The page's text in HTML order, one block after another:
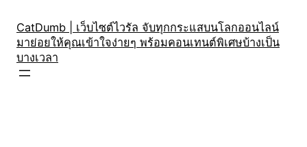
content
CatDumb | เว็บไซต์ไวรัล จับทุกกระแสบนโลกออนไลน์
มาย่อยให้คุณเข้าใจง่ายๆ พร้อมคอนเทนต์พิเศษบ้างเป็น
บางเวลา